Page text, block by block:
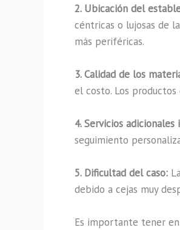
2. Ubicación del
céntricas o lujosas de
más periféricas.
3. Calidad de los
el costo. Los
4. Servicios adicionales
seguimiento
5. Dificultad del caso:
debido a cejas muy
Es importante tener